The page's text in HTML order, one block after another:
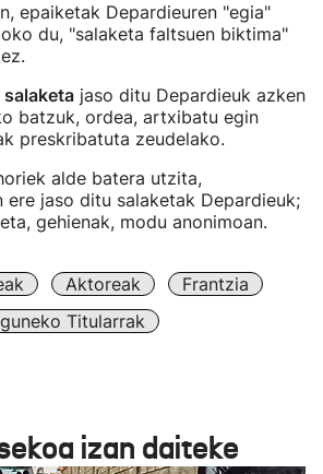
epaiketak Depardieuren "egia"
du, "salaketa faltsuen biktima"
jaso ditu Depardieuk azken
batzuk, ordea, artxibatu egin
preskribatuta zeudelako.
alde batera utzita,
ere jaso ditu salaketak Depardieuk;
gehienak, modu anonimoan.
Aktoreak
Frantzia
Titularrak
izan daiteke